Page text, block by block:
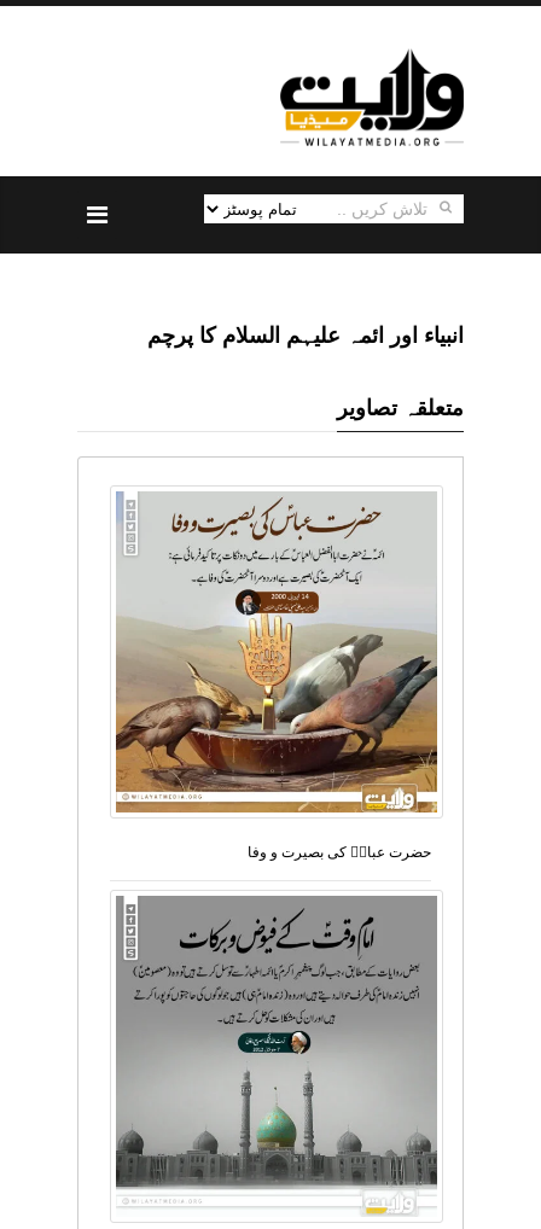
انبیاء اور ائمہ علیہم السلام کا پرچم
متعلقہ تصاویر
حضرت عباسؑ کی بصیرت و وفا